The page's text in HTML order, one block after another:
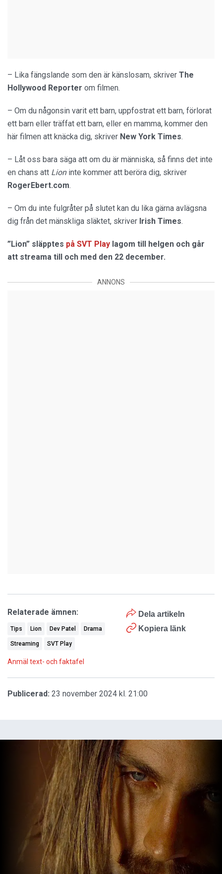
– Lika fängslande som den är känslosam, skriver The
Hollywood Reporter om filmen.
– Om du någonsin varit ett barn, uppfostrat ett barn, förlorat
ett barn eller träffat ett barn, eller en mamma, kommer den
här filmen att knäcka dig, skriver New York Times.
– Låt oss bara säga att om du är människa, så finns det inte
en chans att Lion inte kommer att beröra dig, skriver
RogerEbert.com.
– Om du inte fulgråter på slutet kan du lika gärna avlägsna
dig från det mänskliga släktet, skriver Irish Times.
”Lion” släpptes på SVT Play lagom till helgen och går
att streama till och med den 22 december.
ANNONS
Dela artikeln
Kopiera länk
Relaterade ämnen:
Tips Lion Dev Patel Drama
Streaming SVT Play
Anmäl text- och faktafel
Publicerad: 23 november 2024 kl. 21:00